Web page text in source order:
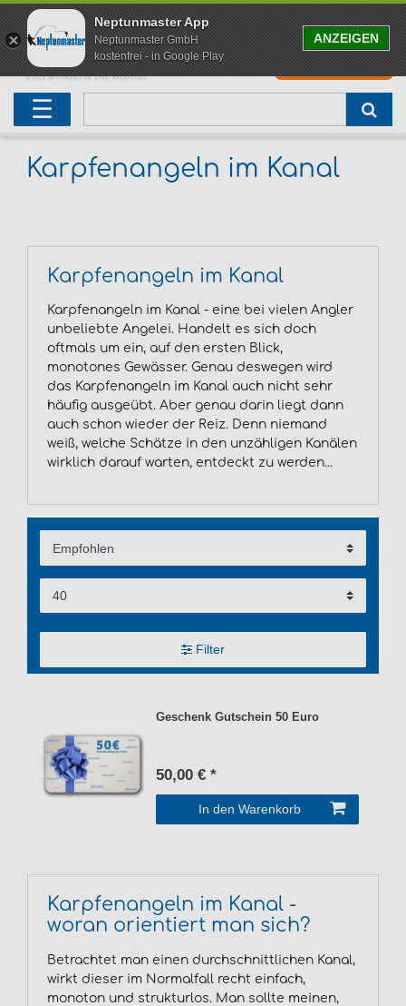
☰
Karpfenangeln im Kanal
Karpfenangeln im Kanal
Karpfenangeln im Kanal - eine bei vielen Angler
unbeliebte Angelei. Handelt es sich doch
oftmals um ein, auf den ersten Blick,
monotones Gewässer. Genau deswegen wird
das Karpfenangeln im Kanal auch nicht sehr
häufig ausgeübt. Aber genau darin liegt dann
auch schon wieder der Reiz. Denn niemand
weiß, welche Schätze in den unzähligen Kanälen
wirklich darauf warten, entdeckt zu werden...
Filter
Geschenk Gutschein 50 Euro
50,00 € *
In den Warenkorb
Karpfenangeln im Kanal -
woran orientiert man sich?
Betrachtet man einen durchschnittlichen Kanal,
wirkt dieser im Normalfall recht einfach,
monoton und strukturlos. Man sollte meinen,
Neu eingetroffen
Angelset
Geschenke für Angler
Karpfenruten
Freilaufrollen
Karpfenmontagen
Abhakmatte
weitere
Raubfischrute
Köderfischrute
Köderfischsenke
weitere
Forellenruten
Forellenposen
Forellenköder
Wallerruten
Wallerrolle
Wallerköder
Meeresruten
Meeresrollen
Meerforellenköder
Matchruten
Feederrollen
Futterkorb
Trollingruten
Bootsrutenhalter
weitere
FOX
Westin Fishing
Zeck Fishing
weitere
Neptunmaster App
Neptunmaster GmbH
kostenfrei - in Google Play
ANZEIGEN